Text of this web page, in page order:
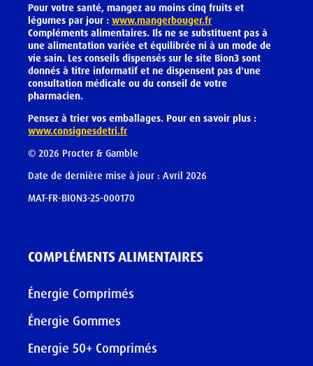
Pour votre santé, mangez au moins cinq fruits et
légumes par jour : www.mangerbouger.fr
Compléments alimentaires. Ils ne se substituent pas à
une alimentation variée et équilibrée ni à un mode de
vie sain. Les conseils dispensés sur le site Bion3 sont
donnés à titre informatif et ne dispensent pas d'une
consultation médicale ou du conseil de votre
pharmacien.
Pensez à trier vos emballages. Pour en savoir plus :
www.consignesdetri.fr
© 2026 Procter & Gamble
Date de dernière mise à jour : Avril 2026
MAT-FR-BION3-25-000170
COMPLÉMENTS ALIMENTAIRES
Énergie Comprimés
Énergie Gommes
Energie 50+ Comprimés